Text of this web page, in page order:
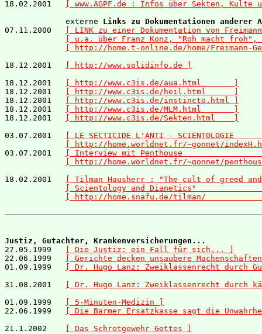
18.02.2001
[ www.AGPF.de : Infos über Sekten, Kulte
             externe
Links zu Dokumentationen anderer
07.11.2000
[ LINK zu einer Dokumentation von
[ u.a. über Franz Konz, "Roh macht
[ http://home.t-online.de/home/
18.12.2001
[ http://www.solidinfo.de ]
18.12.2001
[ http://www.c3is.de/aua.html       ]
18.12.2001
[ http://www.c3is.de/heil.html      ]
18.12.2001
[ http://www.c3is.de/instincto.html ]
18.12.2001
[ http://www.c3is.de/MLM.html       ]
18.12.2001
[ http://www.c3is.de/Sekten.html    ]
03.07.2001
[ LE SECTICIDE L'ANTI - SCIENTOLOGIE
[ http://home.worldnet.fr/~gonnet/
03.07.2001
[ Interview mit Penthouse
[ http://home.worldnet.fr/~gonnet/
18.02.2001
[ Tilman Hausherr : "The cult of greed
[ Scientology and Dianetics"
[ http://home.snafu.de/tilman/
Justiz, Gutachter, Krankenversicherungen...
27.05.1999
[ Die Justiz: ein Fall für sich... ]
22.06.1999
[ Gerichte decken unsaubere
01.09.1999
[ Dr. Hugo Lanz: Zweiklassenrecht durch
31.08.2001
[ Dr. Hugo Lanz: Zweiklassenrecht durch
01.09.1999
[ 5-Minuten-Medizin ]
22.06.1999
[ Die Barmer Ersatzkasse sagt die
21.1.2002
[ Das Schrotgewehr Gottes ]